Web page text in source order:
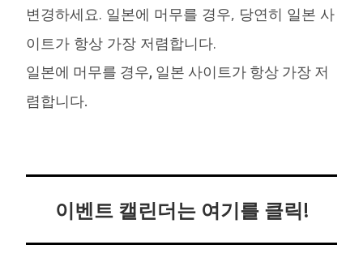
변경하세요. 일본에 머무를 경우, 당연히 일본 사
이트가 항상 가장 저렴합니다.
일본에 머무를 경우, 일본 사이트가 항상 가장 저
렴합니다.
이벤트 캘린더는 여기를 클릭!